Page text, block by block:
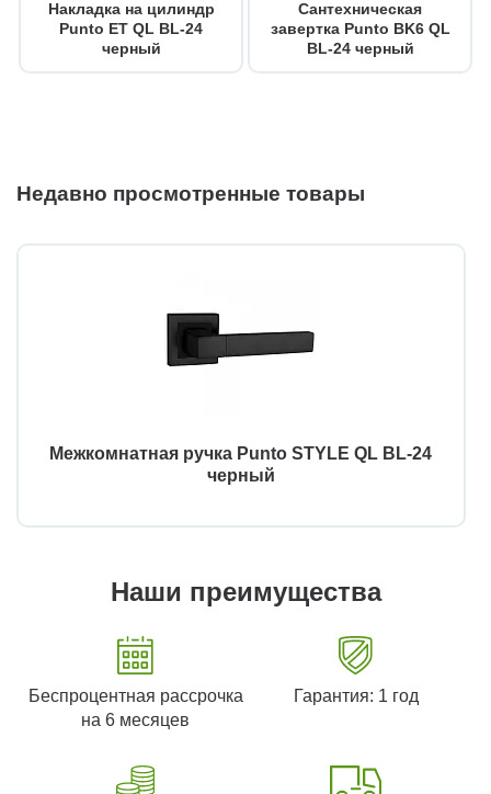
Накладка на цилиндр
Punto ET QL BL-24
черный
Сантехническая
завертка Punto BK6 QL
BL-24 черный
Недавно просмотренные товары
Межкомнатная ручка Punto STYLE QL BL-24
черный
Наши преимущества
Беспроцентная рассрочка
на 6 месяцев
Гарантия: 1 год